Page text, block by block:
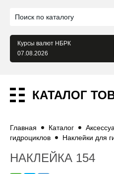
Курсы валют НБРК
07.08.2026
КАТАЛОГ
Главная Каталог
гидроциклов
Наклейки для
НАКЛЕЙКА 154